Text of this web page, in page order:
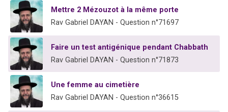
Mettre 2 Mézouzot à la même porte
Rav Gabriel DAYAN - Question n°71697
Faire un test antigénique pendant Chabbath
Rav Gabriel DAYAN - Question n°71873
Une femme au cimetière
Rav Gabriel DAYAN - Question n°36615